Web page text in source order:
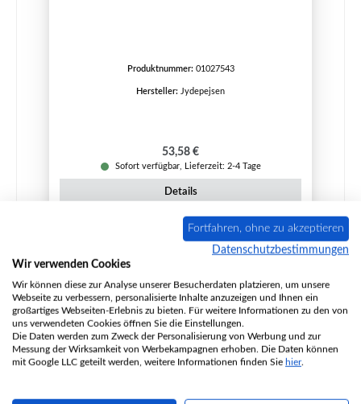
Produktnummer: 01027543
Hersteller: Jydepejsen
Regulärer Preis:
53,58 €
Sofort verfügbar, Lieferzeit: 2-4 Tage
Details
Fortfahren, ohne zu akzeptieren
Datenschutzbestimmungen
Wir verwenden Cookies
Wir können diese zur Analyse unserer Besucherdaten platzieren, um unsere
Webseite zu verbessern, personalisierte Inhalte anzuzeigen und Ihnen ein
großartiges Webseiten-Erlebnis zu bieten. Für weitere Informationen zu den von
uns verwendeten Cookies öffnen Sie die Einstellungen.
Die Daten werden zum Zweck der Personalisierung von Werbung und zur
Messung der Wirksamkeit von Werbekampagnen erhoben. Die Daten können
mit Google LLC geteilt werden, weitere Informationen finden Sie hier.